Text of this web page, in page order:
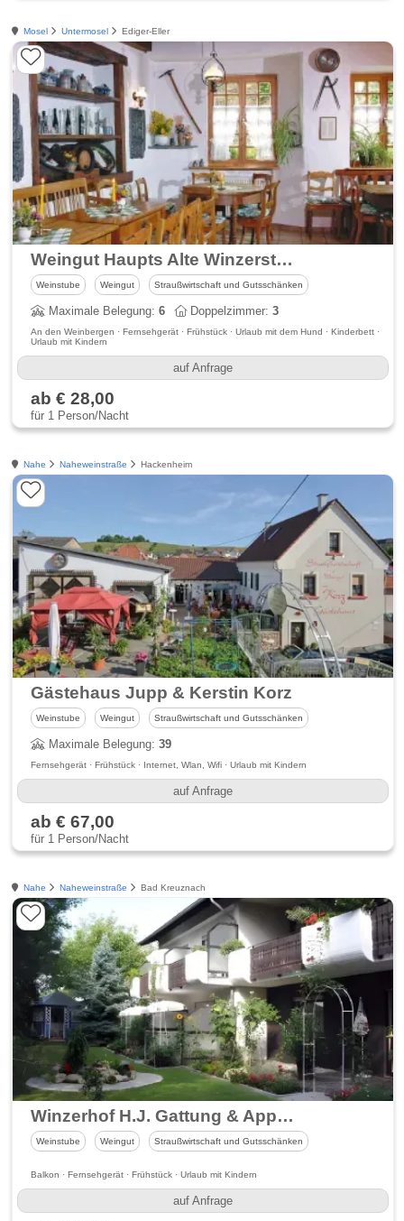
Mosel Untermosel Ediger-Eller
Weingut Haupts Alte Winzerstube an der Mosel
Weinstube Weingut Straußwirtschaft und Gutsschänken
Maximale Belegung:6 Doppelzimmer:3
An den Weinbergen · Fernsehgerät · Frühstück · Urlaub mit dem Hund · Kinderbett ·
Urlaub mit Kindern
auf Anfrage
ab € 28,00
für 1 Person/Nacht
Nahe Naheweinstraße Hackenheim
Gästehaus Jupp & Kerstin Korz
Weinstube Weingut Straußwirtschaft und Gutsschänken
Maximale Belegung:39
Fernsehgerät · Frühstück · Internet, Wlan, Wifi · Urlaub mit Kindern
auf Anfrage
ab € 67,00
für 1 Person/Nacht
Nahe Naheweinstraße Bad Kreuznach
Winzerhof H.J. Gattung & Appartementhaus Tanneck
Weinstube Weingut Straußwirtschaft und Gutsschänken
Balkon · Fernsehgerät · Frühstück · Urlaub mit Kindern
auf Anfrage